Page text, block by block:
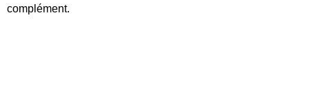
complément.